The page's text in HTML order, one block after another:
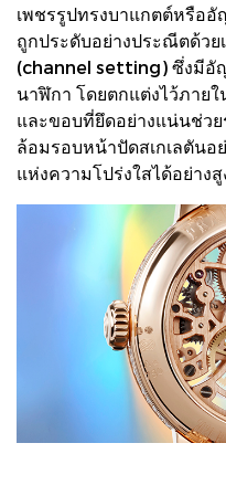
เพชรรูปทรงบาแกตต์หรืออั
ถูกประดับอย่างประณีตด้ว
(channel setting) ซึ่งมี
นาฬิกา โดยตกแต่งไว้ภาย
และขอบที่ยึดอย่างแน่นช่ว
ล้อมรอบหน้าปัดสเกเลตันอ
แห่งความโปร่งใสได้อย่าง